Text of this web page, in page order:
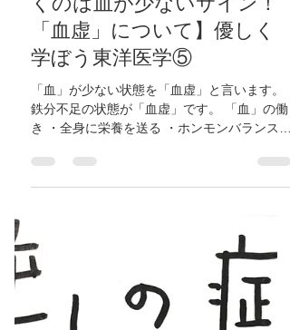
2025年2月25日
読了時間: 1分
【貧血、めまい、夢をよく
みる、眠りが浅いなどが続
くのは血が少ないサイン！
「血虚」について】優しく
学ぼう東洋医学⑤
「血」が少ない状態を「血虚」と言います。
調節 ・体を温める 以上が「血」の働きです。
「血虚」の症状 ・貧血 ・めまい ・眠りが浅
い ・夢を多く見る ・肌が青白い...